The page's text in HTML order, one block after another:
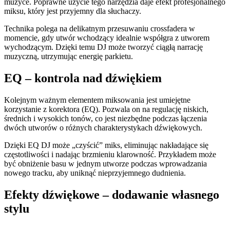
miksu, który jest przyjemny dla słuchaczy.
Technika polega na delikatnym przesuwaniu crossfadera w
momencie, gdy utwór wchodzący idealnie współgra z utworem
wychodzącym. Dzięki temu DJ może tworzyć ciągłą narrację
muzyczną, utrzymując energię parkietu.
EQ – kontrola nad dźwiękiem
Kolejnym ważnym elementem miksowania jest umiejętne
korzystanie z korektora (EQ). Pozwala on na regulację niskich,
średnich i wysokich tonów, co jest niezbędne podczas łączenia
dwóch utworów o różnych charakterystykach dźwiękowych.
Dzięki EQ DJ może „czyścić” miks, eliminując nakładające się
częstotliwości i nadając brzmieniu klarowność. Przykładem może
być obniżenie basu w jednym utworze podczas wprowadzania
nowego tracku, aby uniknąć nieprzyjemnego dudnienia.
Efekty dźwiękowe – dodawanie własnego
stylu